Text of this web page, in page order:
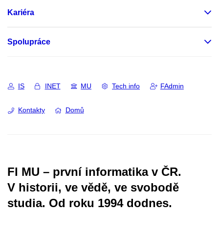
Kariéra
Spolupráce
IS INET MU Tech info FAdmin
Kontakty Domů
FI MU – první informatika v ČR.
V historii, ve vědě, ve svobodě
studia. Od roku 1994 dodnes.